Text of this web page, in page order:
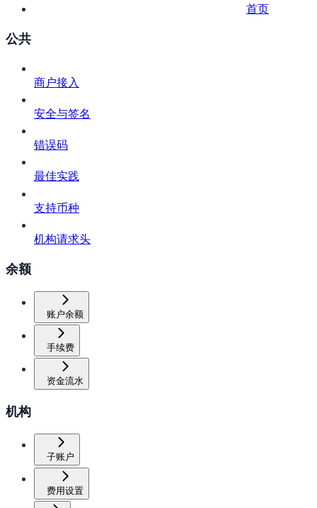
首页
公共
商户接入
安全与签名
错误码
最佳实践
支持币种
机构请求头
余额
账户余额
手续费
资金流水
机构
子账户
费用设置